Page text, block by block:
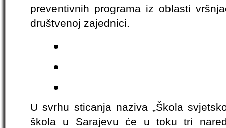
preventivnih programa iz oblasti
društvenoj zajednici.
U svrhu sticanja naziva „Škola
škola u Sarajevu će u toku tri